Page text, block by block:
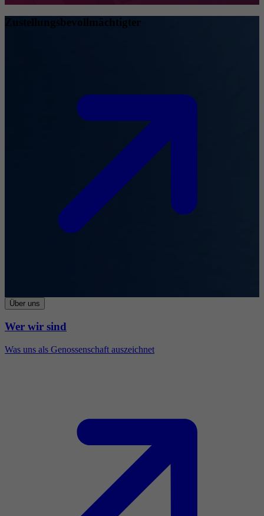
Zustellungsbevollmächtigter
Über uns
Wer wir sind
Was uns als Genossenschaft auszeichnet